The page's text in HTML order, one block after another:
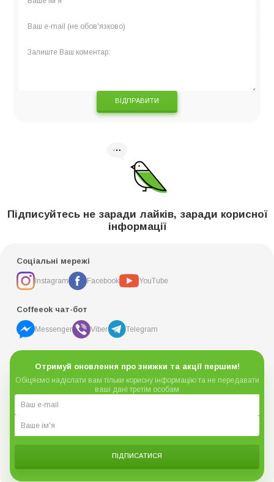
ВІДПРАВИТИ
Підписуйтесь не заради лайків, заради корисної
інформації
Соціальні мережі
Instagram Facebook YouTube
Coffeeok чат-бот
Messenger Viber Telegram
Отримуй оновлення про знижки та акції першим!
Обіцяємо надіслати вам тільки корисну інформацію та не передавати
ваші дані третім особам
ПІДПИСАТИСЯ